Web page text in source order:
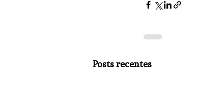
Posts recentes